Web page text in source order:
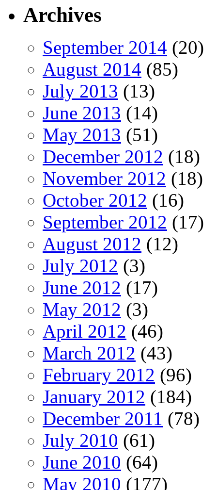
Archives
September 2014 (20)
August 2014 (85)
July 2013 (13)
June 2013 (14)
May 2013 (51)
December 2012 (18)
November 2012 (18)
October 2012 (16)
September 2012 (17)
August 2012 (12)
July 2012 (3)
June 2012 (17)
May 2012 (3)
April 2012 (46)
March 2012 (43)
February 2012 (96)
January 2012 (184)
December 2011 (78)
July 2010 (61)
June 2010 (64)
May 2010 (177)